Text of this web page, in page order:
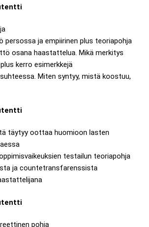
persossa ja empiirinen plus teoriapohja
osana haastattelua. Mikä merkitys
kerro esimerkkejä
Miten syntyy, mistä koostuu,
täytyy oottaa huomioon lasten
testailun teoriapohja
ja countetransfarenssista
pohja